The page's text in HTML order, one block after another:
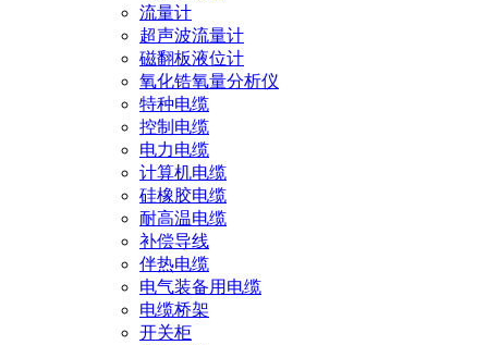
流量计
超声波流量计
磁翻板液位计
氧化锆氧量分析仪
特种电缆
控制电缆
电力电缆
计算机电缆
硅橡胶电缆
耐高温电缆
补偿导线
伴热电缆
电气装备用电缆
电缆桥架
开关柜